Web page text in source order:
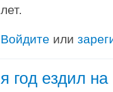
лет.
Войдите или
я год ездил